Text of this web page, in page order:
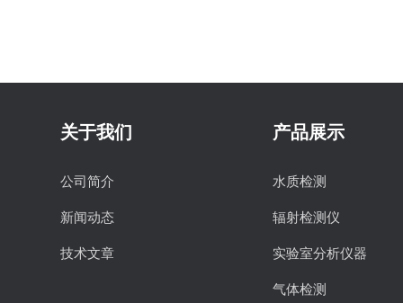
关于我们
公司简介
新闻动态
技术文章
产品展示
水质检测
辐射检测仪
实验室分析仪器
气体检测